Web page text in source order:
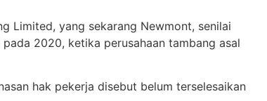
Limited, yang sekarang Newmont, senilai
2020, ketika perusahaan tambang asal
hak pekerja disebut belum terselesaikan